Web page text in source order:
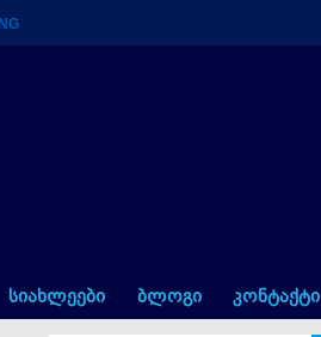
სიახლეები ბლოგი კონტაქტი